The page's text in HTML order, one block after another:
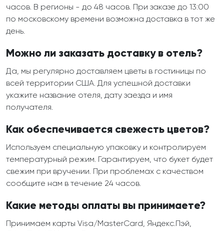
часов. В регионы - до 48 часов. При заказе до 13:00
по московскому времени возможна доставка в тот же
день.
Можно ли заказать доставку в отель?
Да, мы регулярно доставляем цветы в гостиницы по
всей территории США. Для успешной доставки
укажите название отеля, дату заезда и имя
получателя.
Как обеспечивается свежесть цветов?
Используем специальную упаковку и контролируем
температурный режим. Гарантируем, что букет будет
свежим при вручении. При проблемах с качеством
сообщите нам в течение 24 часов.
Какие методы оплаты вы принимаете?
Принимаем карты Visa/MasterCard, Яндекс.Пэй,